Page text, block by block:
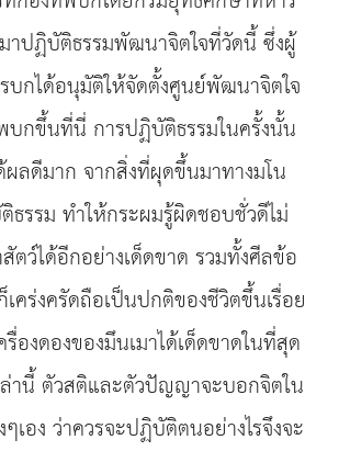
ปฏิบัติธรรมพัฒนาจิตใจที่วัดนี้ ซึ่งผู้
กได้อนุมัติให้จัดตั้งศูนย์พัฒนาจิตใจ
กขึ้นที่นี่ การปฏิบัติธรรมในครั้งนั้น
ผลดีมาก จากสิ่งที่ผุดขึ้นมาทางมโน
รรม ทำให้กระผมรู้ผิดชอบชั่วดีไม่
ตว์ได้อีกอย่างเด็ดขาด รวมทั้งศีลข้อ
คร่งครัดถือเป็นปกติของชีวิตขึ้นเรื่อย
องดองของมึนเมาได้เด็ดขาดในที่สุด
ล่านี้ ตัวสติและตัวปัญญาจะบอกจิตใน
เอง ว่าควรจะปฏิบัติตนอย่างไรจึงจะ